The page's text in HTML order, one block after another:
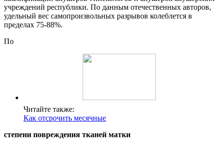
учреждений республики. По данным отечественных авторов,
удельный вес самопроизвольных разрывов колеблется в
пределах 75-88%.
По
Читайте также:
Как отсрочить месячные
степени повреждения тканей матки